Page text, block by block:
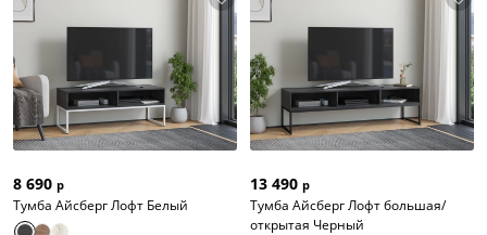
8 690 р
Тумба Айсберг Лофт Белый
13 490 р
Тумба Айсберг Лофт большая/
открытая Черный